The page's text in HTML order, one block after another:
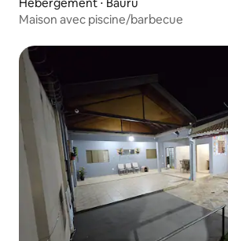
Maison avec piscine/barbecue